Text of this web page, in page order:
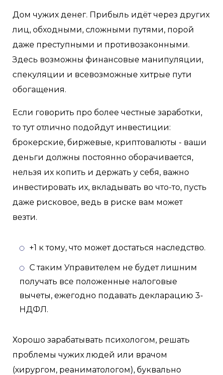
Дом чужих денег. Прибыль идёт через других
лиц, обходными, сложными путями, порой
даже преступными и противозаконными.
Здесь возможны финансовые манипуляции,
спекуляции и всевозможные хитрые пути
обогащения.
Если говорить про более честные заработки,
то тут отлично подойдут инвестиции:
брокерские, биржевые, криптовалюты - ваши
деньги должны постоянно оборачивается,
нельзя их копить и держать у себя, важно
инвестировать их, вкладывать во что-то, пусть
даже рисковое, ведь в риске вам может
везти.
+1 к тому, что может достаться наследство.
С таким Управителем не будет лишним
получать все положенные налоговые
вычеты, ежегодно подавать декларацию 3-
НДФЛ.
Хорошо зарабатывать психологом, решать
проблемы чужих людей или врачом
(хирургом, реаниматологом), буквально